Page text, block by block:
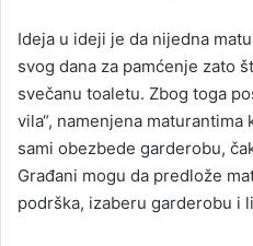
Ideja u ideji je da nijedna
svog dana za pamćenje zato
svečanu toaletu. Zbog toga
vila“, namenjena
sami obezbede garderobu,
Građani mogu da predlože
podrška, izaberu garderobu i